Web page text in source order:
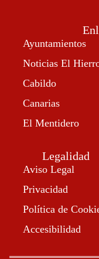
Ayuntamientos
Noticias El
Cabildo
Canarias
El Mentidero
Legalidad
Aviso Legal
Privacidad
Política de
Accesibilidad